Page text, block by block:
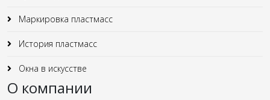
Маркировка пластмасс
История пластмасс
Окна в искусстве
О компании